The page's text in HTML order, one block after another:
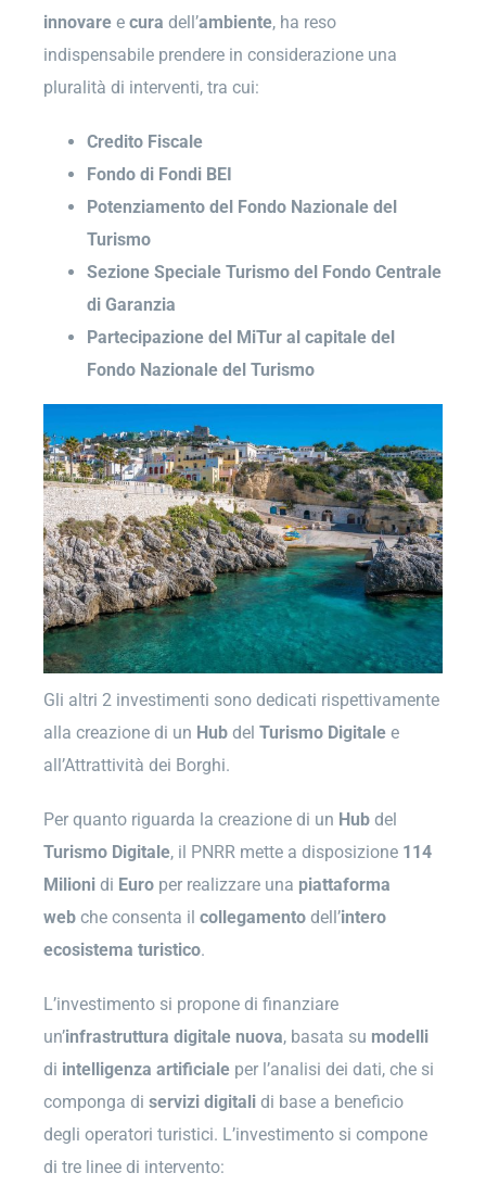
innovaree cura dell’ambiente, ha reso
indispensabile prendere in considerazione una
pluralità di interventi, tra cui:
Credito Fiscale
Fondo di Fondi BEI
Potenziamento del Fondo Nazionale del
Turismo
Sezione Speciale Turismo del Fondo Centrale
di Garanzia
Partecipazione del MiTur al capitale del
Fondo Nazionale del Turismo
Gli altri 2 investimenti sono dedicati rispettivamente
alla creazione di un Hubdel Turismo Digitalee
all’Attrattività dei Borghi.
Per quanto riguarda la creazione di un Hubdel
Turismo Digitale, il PNRR mette a disposizione 114
Milionidi Europer realizzare una piattaforma
webche consenta il collegamentodell’intero
ecosistema turistico.
L’investimento si propone di finanziare
un’infrastruttura digitale nuova, basata su modelli
di intelligenza artificialeper l’analisi dei dati, che si
componga di servizi digitalidi base a beneficio
degli operatori turistici. L’investimento si compone
di tre linee di intervento: